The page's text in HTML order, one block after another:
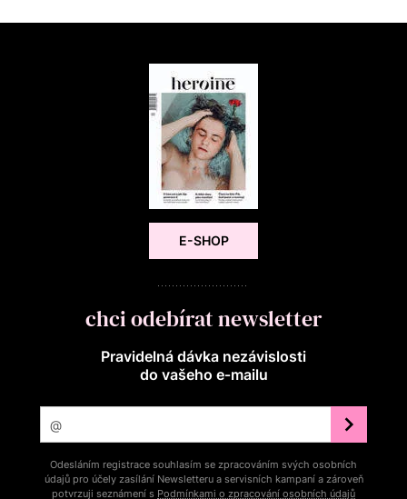
E-SHOP
chci odebírat newsletter
Pravidelná dávka nezávislosti
do vašeho e‑mailu
Odesláním registrace souhlasím se zpracováním svých osobních
údajů pro účely zasílání Newsletteru a servisních kampaní a zároveň
potvrzuji seznámení s Podmínkami o zpracování osobních údajů